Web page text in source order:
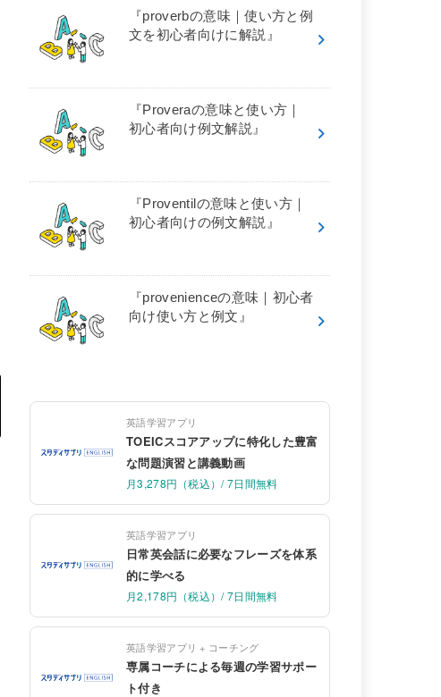
『proverbの意味｜使い方と例
文を初心者向けに解説』
『Proveraの意味と使い方｜
初心者向け例文解説』
『Proventilの意味と使い方｜
初心者向けの例文解説』
『provenienceの意味｜初心者
向け使い方と例文』
英語学習アプリ
TOEICスコアアップに特化した豊富
な問題演習と講義動画
月3,278円（税込）/ 7日間無料
英語学習アプリ
日常英会話に必要なフレーズを体系
的に学べる
月2,178円（税込）/ 7日間無料
英語学習アプリ + コーチング
専属コーチによる毎週の学習サポー
ト付き